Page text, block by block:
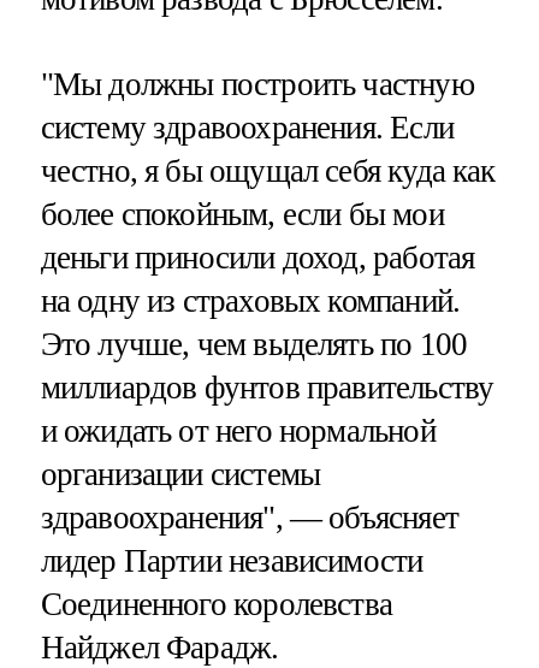
"Мы должны построить частную
систему здравоохранения. Если
честно, я бы ощущал себя куда как
более спокойным, если бы мои
деньги приносили доход, работая
на одну из страховых компаний.
Это лучше, чем выделять по 100
миллиардов фунтов правительству
и ожидать от него нормальной
организации системы
здравоохранения", — объясняет
лидер Партии независимости
Соединенного королевства
Найджел Фарадж.